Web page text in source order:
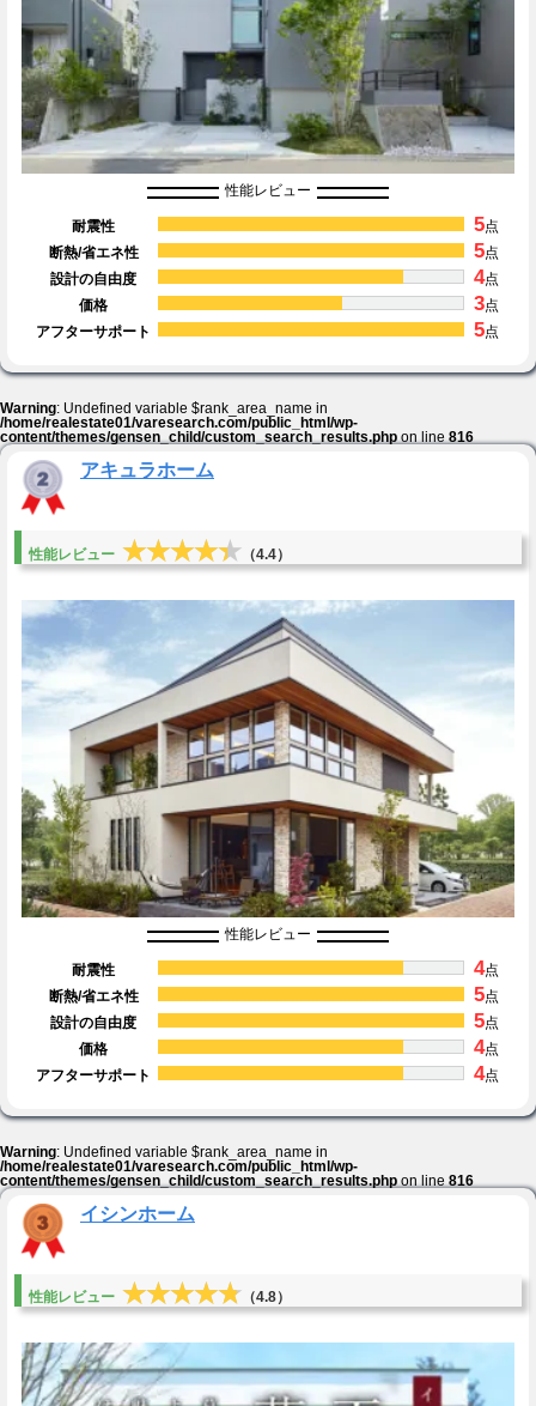
性能レビュー
耐震性 5点
断熱/省エネ性
5点
設計の自由度
4点
価格
3点
アフターサポート
5点
Warning: Undefined variable $rank_area_name in
/home/realestate01/varesearch.com/public_html/wp-
content/themes/gensen_child/custom_search_results.phpon line816
アキュラホーム
性能レビュー ★★★★★
★★★★★ （4.4）
性能レビュー
耐震性 4点
断熱/省エネ性
5点
設計の自由度
5点
価格
4点
アフターサポート
4点
Warning: Undefined variable $rank_area_name in
/home/realestate01/varesearch.com/public_html/wp-
content/themes/gensen_child/custom_search_results.php on line 816
イシンホーム
性能レビュー ★★★★★
★★★★★ （4.8）